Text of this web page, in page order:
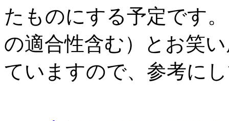
たものにする予定です
の適合性含む）とお笑
ていますので、参考に